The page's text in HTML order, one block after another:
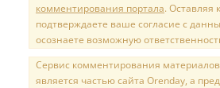
комментирования портала. Оставляя
подтверждаете ваше согласие с
осознаете возможную
Сервис комментирования
является частью сайта Orenday, а